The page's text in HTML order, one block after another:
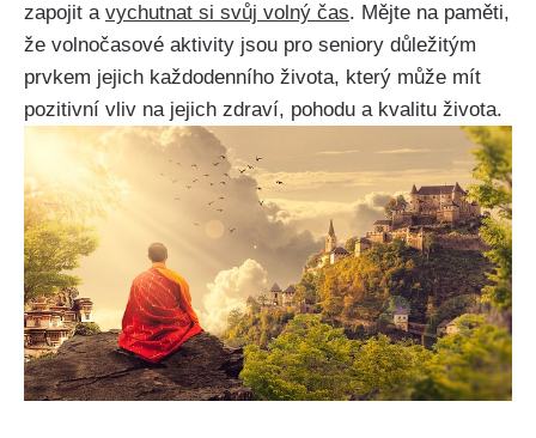
zapojit a vychutnat si svůj volný čas. Mějte na paměti,
že volnočasové aktivity jsou pro seniory důležitým
prvkem jejich každodenního života, který může mít
pozitivní vliv na jejich zdraví, pohodu a kvalitu života.